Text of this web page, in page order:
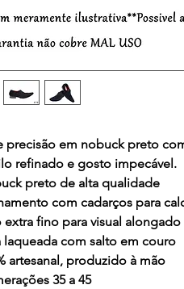
precisão em nobuck preto
refinado e gosto impecável.
preto de alta qualidade
com cadarços para
extra fino para visual
laqueada com salto em couro
artesanal, produzido à mão
35 a 45